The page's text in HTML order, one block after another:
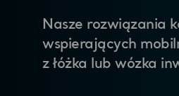
Nasze rozwiązania
wspierających
z łóżka lub wózka